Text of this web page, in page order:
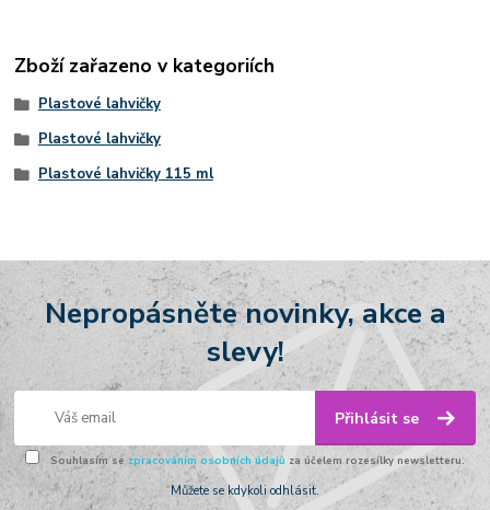
Zboží zařazeno v kategoriích
Plastové lahvičky
Plastové lahvičky
Plastové lahvičky 115 ml
Nepropásněte novinky, akce a
slevy!
Přihlásit se
Souhlasím se zpracováním osobních údajů za účelem rozesílky newsletteru.
Můžete se kdykoli odhlásit.